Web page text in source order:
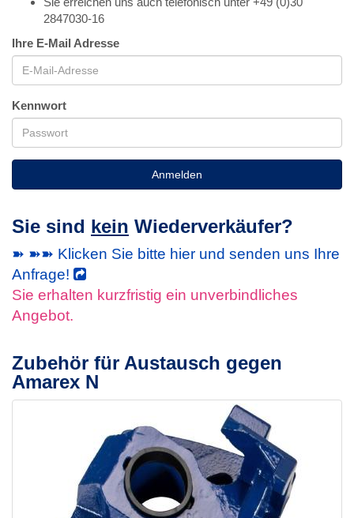
2847030-16
Ihre E-Mail Adresse
Kennwort
Anmelden
Sie sind kein Wiederverkäufer?
➽ ➽➽ Klicken Sie bitte hier und senden uns Ihre
Anfrage!
Sie erhalten kurzfristig ein unverbindliches
Angebot.
Zubehör für Austausch gegen
Amarex N